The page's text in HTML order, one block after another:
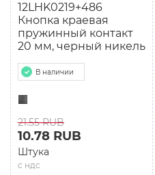
12LHK0219+486
Кнопка краевая
пружинный контакт
20 мм, черный никель
В наличии
21.55 RUB
с ндс
10.78 RUB
Штука